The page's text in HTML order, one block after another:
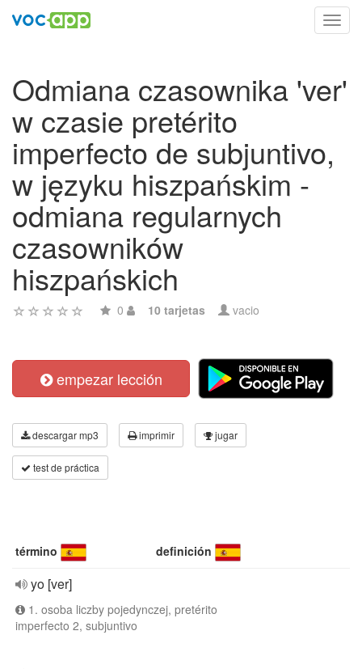
Odmiana czasownika 'ver'
w czasie pretérito
imperfecto de subjuntivo,
w języku hiszpańskim -
odmiana regularnych
czasowników
hiszpańskich
0 10 tarjetas vacio
empezar lección
descargar mp3 imprimir jugar
test de práctica
término definición
yo [ver]
1. osoba liczby pojedynczej, pretérito
imperfecto 2, subjuntivo